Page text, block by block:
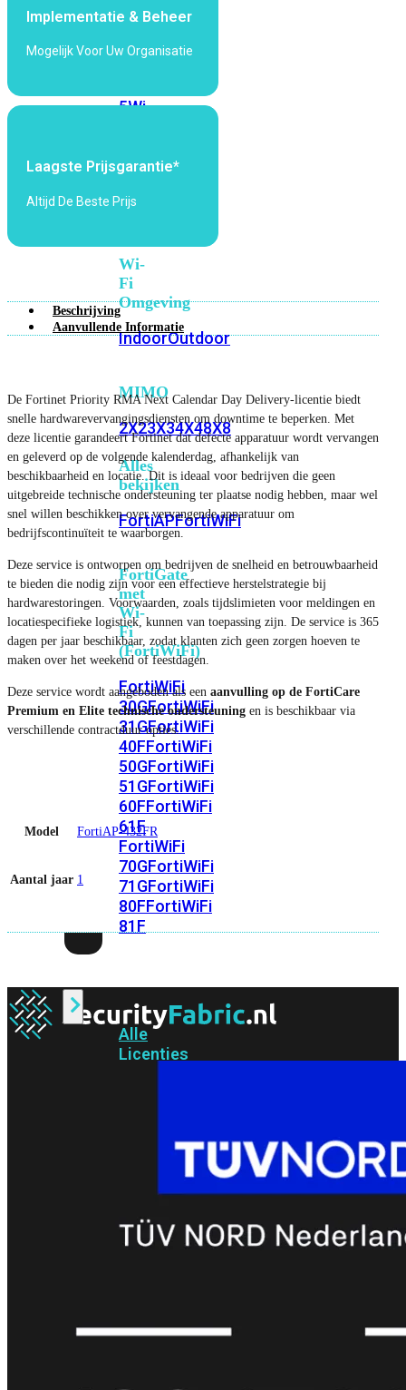
Fi
5Wi-
Fi
Fi
Wi-
Fi
Omgeving
IndoorOutdoor
MIMO
2X23X34X48X8
Alles
bekijken
FortiAPFortiWiFi
FortiGate
met
Wi-
Fi
(FortiWiFi)
FortiWiFi
30GFortiWiFi
31GFortiWiFi
40FFortiWiFi
50GFortiWiFi
51GFortiWiFi
60FFortiWiFi
61F
FortiWiFi
70GFortiWiFi
71GFortiWiFi
80FFortiWiFi
81F
Alle
Licenties
FortiCare
EliteFortiCare
Upgrades
Implementatie & Beheer
Mogelijk Voor Uw Organisatie
Laagste Prijsgarantie*
Altijd De Beste Prijs
Beschrijving
Aanvullende Informatie
De Fortinet Priority RMA Next Calendar Day Delivery-licentie biedt
snelle hardwarevervangingsdiensten om downtime te beperken. Met
deze licentie garandeert Fortinet dat defecte apparatuur wordt vervangen
en geleverd op de volgende kalenderdag, afhankelijk van
beschikbaarheid en locatie. Dit is ideaal voor bedrijven die geen
uitgebreide technische ondersteuning ter plaatse nodig hebben, maar wel
snel willen beschikken over vervangende apparatuur om
bedrijfscontinuïteit te waarborgen.
Deze service is ontworpen om bedrijven de snelheid en betrouwbaarheid
te bieden die nodig zijn voor een effectieve herstelstrategie bij
hardwarestoringen. Voorwaarden, zoals tijdslimieten voor meldingen en
locatiespecifieke logistiek, kunnen van toepassing zijn. De service is 365
dagen per jaar beschikbaar, zodat klanten zich geen zorgen hoeven te
maken over het weekend of feestdagen.
Deze service wordt aangeboden als een aanvulling op de FortiCare
Premium en Elite technische ondersteuning en is beschikbaar via
verschillende contractduur opties.
Model FortiAP-432FR
Aantal jaar 1